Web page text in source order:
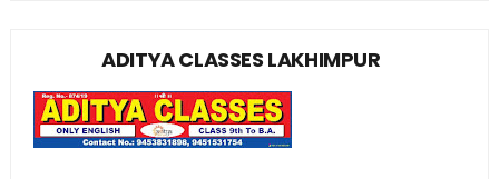
ADITYA CLASSES LAKHIMPUR